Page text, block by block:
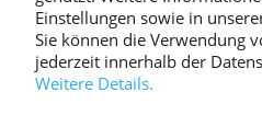
Einstellungen sowie in
Sie können die Verwendung
jederzeit innerhalb der
Weitere Details.